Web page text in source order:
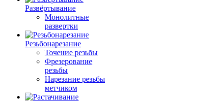
Развёртывание
Монолитные
развертки
Резьбонарезание
Точение резьбы
Фрезерование
резьбы
Нарезание резьбы
метчиком